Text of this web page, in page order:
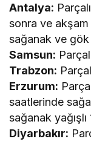
Antalya:
sonra ve akşam
sağanak ve gök
Samsun:
Trabzon:
Erzurum:
saatlerinde
sağanak yağışlı
Diyarbakır: